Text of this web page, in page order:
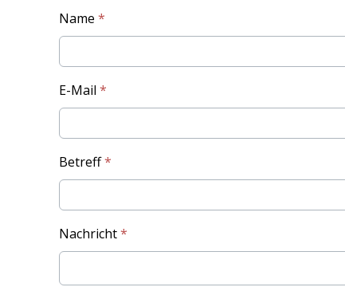
Name *
E-Mail *
Betreff*
Nachricht*